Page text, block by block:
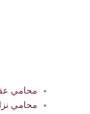
محامي
محامي